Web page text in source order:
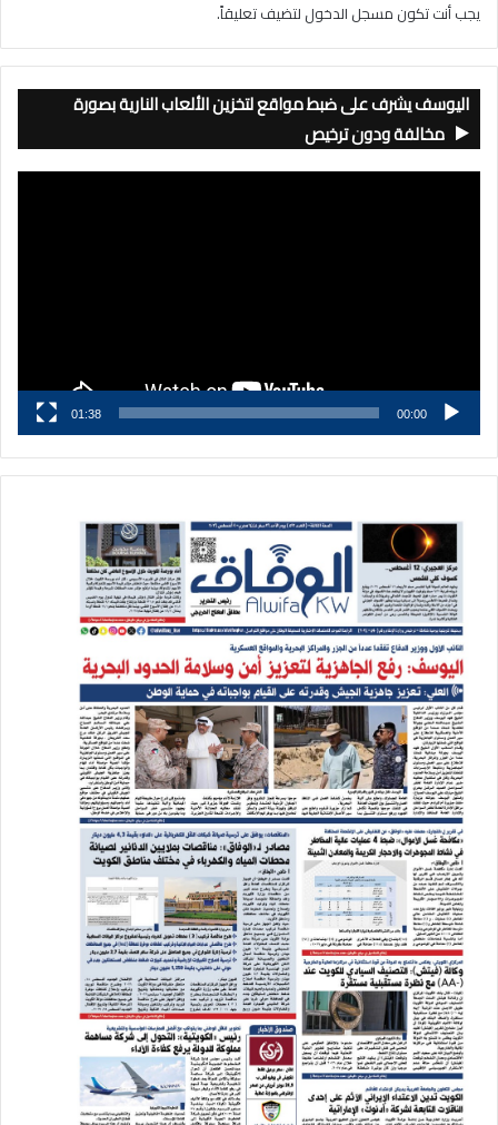
يجب أنت تكون مسجل الدخول لتضيف تعليقاً.
اليوسف يشرف على ضبط مواقع لتخزين الألعاب النارية بصورة
مخالفة ودون ترخيص
00:00
01:38